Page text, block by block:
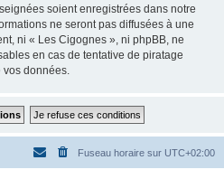
soient enregistrées dans notre
ne seront pas diffusées à une
ni « Les Cigognes », ni phpBB, ne
en cas de tentative de piratage
vos données.
Fuseau horaire sur UTC+02:00